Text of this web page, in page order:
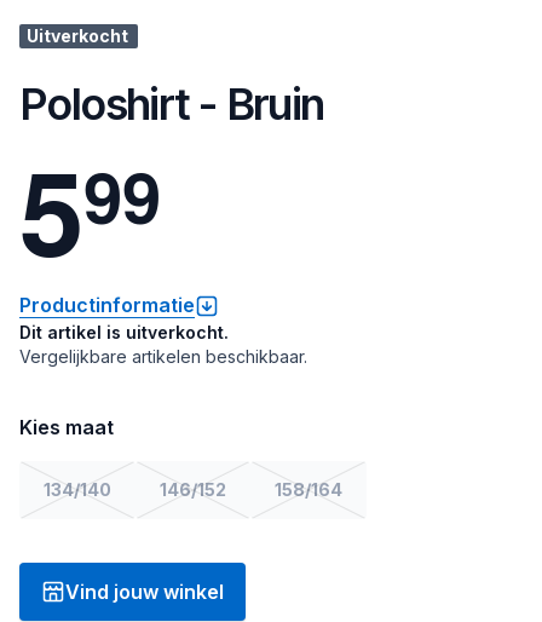
Uitverkocht
Poloshirt - Bruin
599
Productinformatie
Dit artikel is uitverkocht.
Vergelijkbare artikelen beschikbaar.
Kies maat
134/140 146/152 158/164
Vind jouw winkel